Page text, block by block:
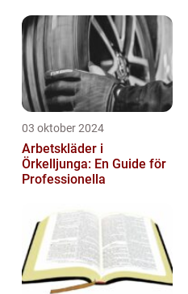
03 oktober 2024
Arbetskläder i
Örkelljunga: En Guide för
Professionella